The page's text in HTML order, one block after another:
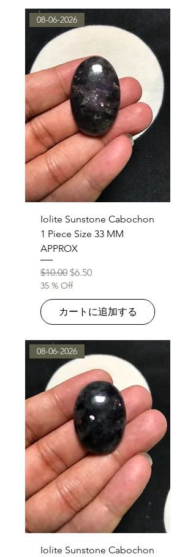
08-06-2026
Iolite Sunstone Cabochon
1 Piece Size 33 MM
APPROX
通常価格
$10.00 セール価格
$6.50
35 % Off
カートに追加する
08-06-2026
Iolite Sunstone Cabochon